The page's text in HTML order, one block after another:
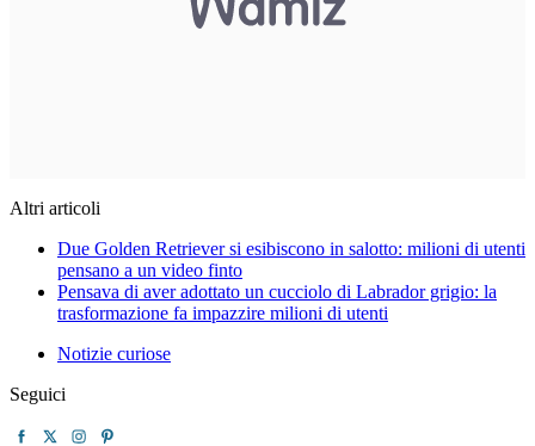
Altri articoli
Due Golden Retriever si esibiscono in salotto: milioni di utenti
pensano a un video finto
Pensava di aver adottato un cucciolo di Labrador grigio: la
trasformazione fa impazzire milioni di utenti
Notizie curiose
Seguici